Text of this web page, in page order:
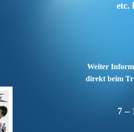
etc.
Weiter
direkt beim
7 –